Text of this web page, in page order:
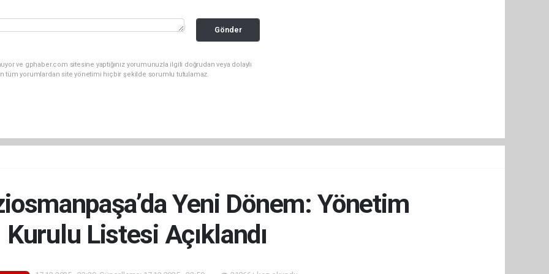
Gönder
ve gphaber.com sitesine yaptığınız yorumunuzla ilgili doğrudan veya dolaylı
tüm yorumlardan site yönetimi hiçbir şekilde sorumlu tutulamaz.
Yeni Dönem: Yönetim
Kurulu Listesi Açıklandı